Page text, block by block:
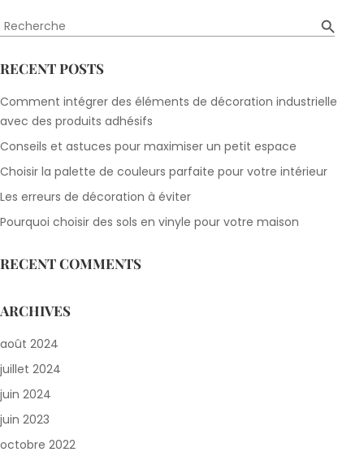
Search
for:
RECENT POSTS
Comment intégrer des éléments de décoration industrielle
avec des produits adhésifs
Conseils et astuces pour maximiser un petit espace
Choisir la palette de couleurs parfaite pour votre intérieur
Les erreurs de décoration à éviter
Pourquoi choisir des sols en vinyle pour votre maison
RECENT COMMENTS
ARCHIVES
août 2024
juillet 2024
juin 2024
juin 2023
octobre 2022